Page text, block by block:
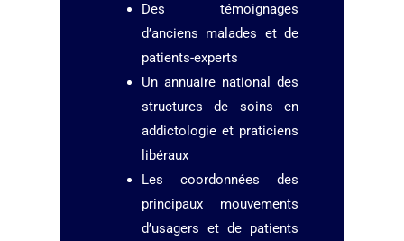
Des témoignages
d’anciens malades et de
patients-experts
Un annuaire national des
structures de soins en
addictologie et praticiens
libéraux
Les coordonnées des
principaux mouvements
d’usagers et de patients